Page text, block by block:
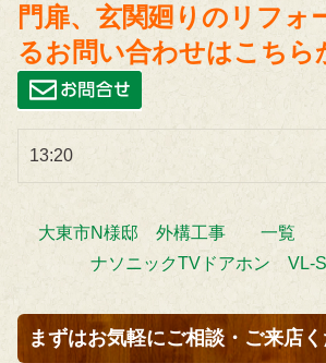
門扉、玄関廻りのリフォ
るお問い合わせはこち
13:20
大東市N様邸 外構工事 一覧
ナソニックTVドアホン VL-
まずはお気軽にご相談・ご来店